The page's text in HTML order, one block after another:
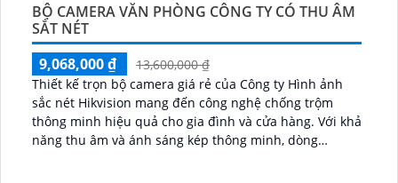
BỘ CAMERA VĂN PHÒNG CÔNG TY CÓ THU ÂM
SẮT NÉT
9,068,000 ₫
13,600,000 ₫
Thiết kế trọn bộ camera giá rẻ của Công ty Hình ảnh
sắc nét Hikvision mang đến công nghệ chống trộm
thông minh hiệu quả cho gia đình và cửa hàng. Với khả
năng thu âm và ánh sáng kép thông minh, dòng